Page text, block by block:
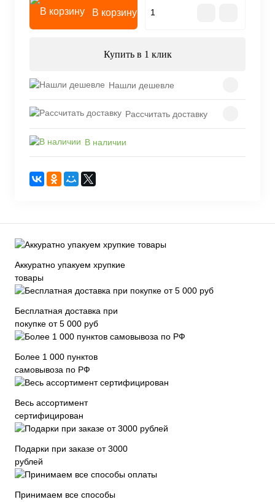
В корзину
Купить в 1 клик
Нашли дешевле
Рассчитать доставку
В наличии
Аккуратно упакуем хрупкие
товары
Бесплатная доставка при
покупке от 5 000 руб
Более 1 000 пунктов
самовывоза по РФ
Весь ассортимент
сертифицирован
Подарки при заказе от 3000
рублей
Принимаем все способы